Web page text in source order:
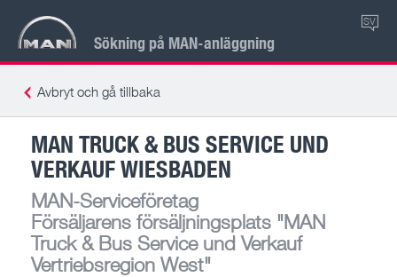
Sökning på MAN-anläggning
SV
Avbryt och gå tillbaka
MAN TRUCK & BUS SERVICE UND
VERKAUF WIESBADEN
MAN-Serviceföretag
Försäljarens försäljningsplats "MAN
Truck & Bus Service und Verkauf
Vertriebsregion West"